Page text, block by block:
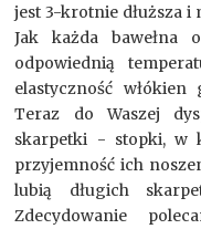
jest 3-krotnie dłuższa i
Jak każda bawełna
odpowiednią
elastyczność
Teraz do Waszej
skarpetki - stopki, w
przyjemność ich
lubią długich
Zdecydowanie